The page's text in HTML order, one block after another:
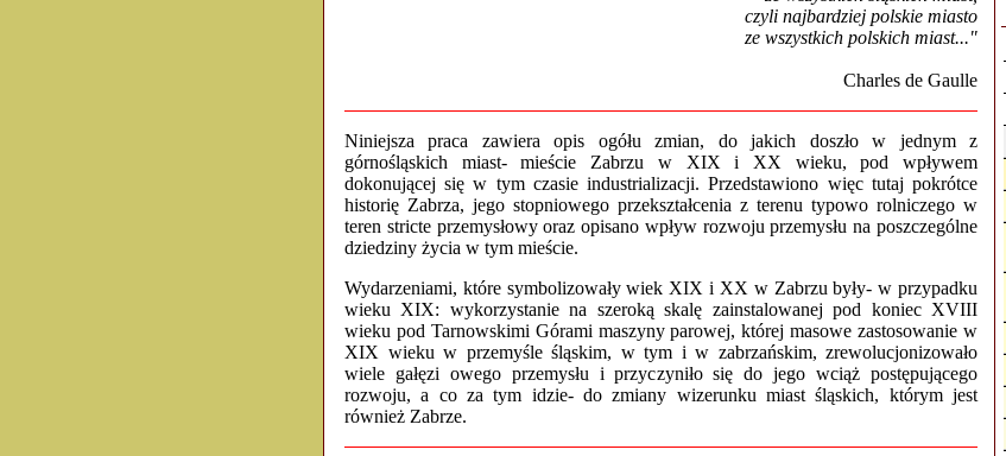
czyli najbardziej polskie miasto
ze wszystkich polskich miast..."
Charles de Gaulle
Niniejsza praca zawiera opis ogółu zmian, do jakich doszło w jednym z
górnośląskich miast- mieście Zabrzu w XIX i XX wieku, pod wpływem
dokonującej się w tym czasie industrializacji. Przedstawiono więc tutaj pokrótce
historię Zabrza, jego stopniowego przekształcenia z terenu typowo rolniczego w
teren stricte przemysłowy oraz opisano wpływ rozwoju przemysłu na poszczególne
dziedziny życia w tym mieście.
Wydarzeniami, które symbolizowały wiek XIX i XX w Zabrzu były- w przypadku
wieku XIX: wykorzystanie na szeroką skalę zainstalowanej pod koniec XVIII
wieku pod Tarnowskimi Górami maszyny parowej, której masowe zastosowanie w
XIX wieku w przemyśle śląskim, w tym i w zabrzańskim, zrewolucjonizowało
wiele gałęzi owego przemysłu i przyczyniło się do jego wciąż postępującego
rozwoju, a co za tym idzie- do zmiany wizerunku miast śląskich, którym jest
również Zabrze.